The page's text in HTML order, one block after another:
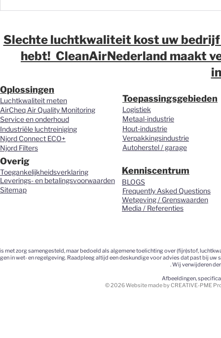
vernieuwd.
Slechte luchtkwaliteit kost uw bedrijf
hebt! CleanAirNederland maakt
Oplossingen
Luchtkwaliteit meten
AirCheq Air Quality Monitoring
Service en onderhoud
Industriële luchtreiniging
Njord Connect ECO+
Njord Filters
Overig
Toegankelijkheidsverklaring
Leverings- en betalingsvoorwaarden
Sitemap
Toepassingsgebieden
Logistiek
Metaal-industrie
Hout-industrie
Verpakkingsindustrie
Autoherstel / garage
Kenniscentrum
BLOGS
Frequently Asked Questions
Wetgeving / Grenswaarden
Media / Referenties
met zorg samengesteld, maar bedoeld als algemene toelichting over (fijn)stof,
in wet- en regelgeving. Raadpleeg altijd een deskundige voor advies dat past bij
. Wij verwijderen
Afbeeldingen,
© 2026 Website made by CREATIVE-PME